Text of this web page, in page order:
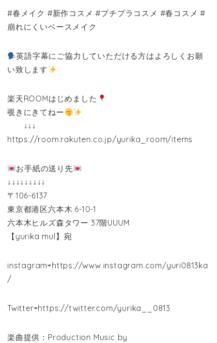
#春メイク #新作コスメ #プチプラコスメ #春コスメ #
崩れにくいベースメイク
英語字幕にご協力していただける方はよろしくお願
い致します
楽天ROOMはじめました
覗きにきてねー
↓↓↓
https://room.rakuten.co.jp/yurika_room/items
お手紙の送り先
↓↓↓↓↓↓↓↓↓
〒106-6137
東京都港区六本木 6-10-1
六本木ヒルズ森タワー 37階UUUM
【yurika mul】宛
instagram⇨https://www.instagram.com/yuri0813ka
/
Twitter⇨https://twitter.com/yurika__0813
楽曲提供：Production Music by